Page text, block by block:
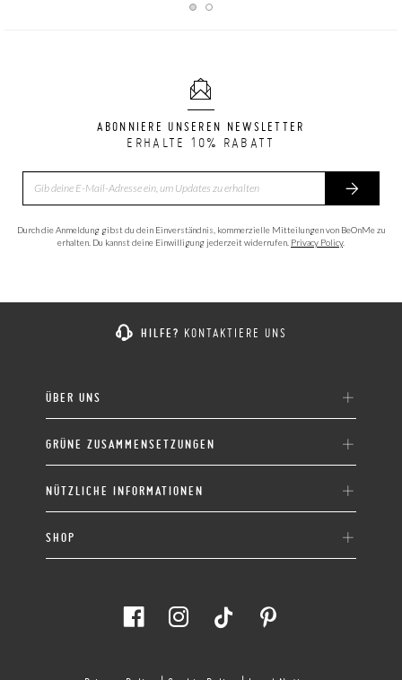
ABONNIERE UNSEREN NEWSLETTER
ERHALTE 10% RABATT
Durch die Anmeldung gibst du dein Einverständnis, kommerzielle Mitteilungen von BeOnMe zu
erhalten. Du kannst deine Einwilligung jederzeit widerrufen. Privacy Policy.
HILFE? KONTAKTIERE UNS
ÜBER UNS
GRÜNE ZUSAMMENSETZUNGEN
NÜTZLICHE INFORMATIONEN
SHOP